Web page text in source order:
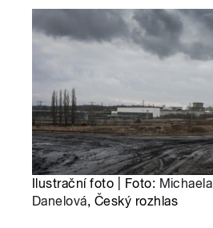
Ilustrační foto | Foto: Michaela
Danelová, Český rozhlas